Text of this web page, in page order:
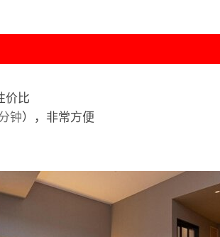
价比
钟），非常方便